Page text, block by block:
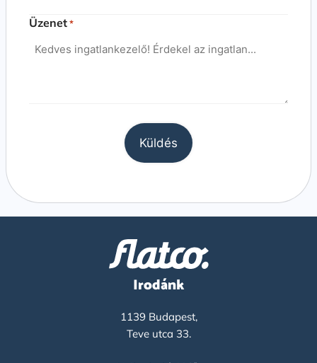
Üzenet *
Irodánk
1139 Budapest,
Teve utca 33.